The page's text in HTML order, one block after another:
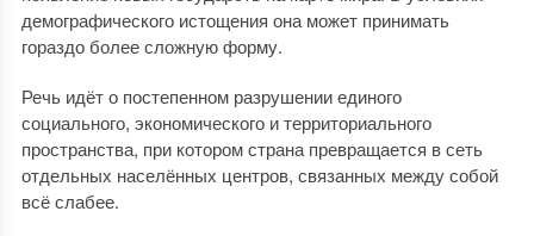
демографического истощения она может принимать
гораздо более сложную форму.
Речь идёт о постепенном разрушении единого
социального, экономического и территориального
пространства, при котором страна превращается в сеть
отдельных населённых центров, связанных между собой
всё слабее.